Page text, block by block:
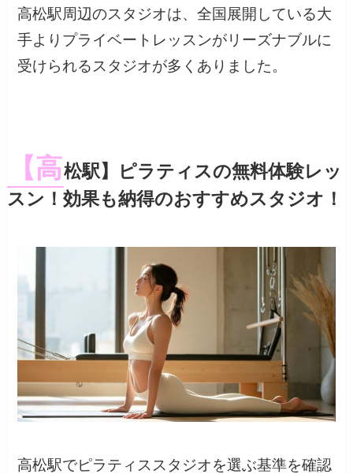
高松駅周辺のスタジオは、全国展開している大
手よりプライベートレッスンがリーズナブルに
受けられるスタジオが多くありました。
【高松駅】ピラティスの無料体験レッ
スン！効果も納得のおすすめスタジオ！
高松駅でピラティススタジオを選ぶ基準を確認